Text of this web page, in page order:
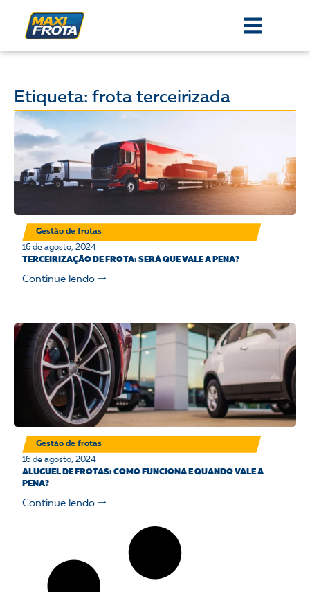
Etiqueta: frota terceirizada
Gestão de frotas
16 de agosto, 2024
TERCEIRIZAÇÃO DE FROTA: SERÁ QUE VALE A PENA?
Continue lendo 🠒
Gestão de frotas
16 de agosto, 2024
ALUGUEL DE FROTAS: COMO FUNCIONA E QUANDO VALE A
PENA?
Continue lendo 🠒